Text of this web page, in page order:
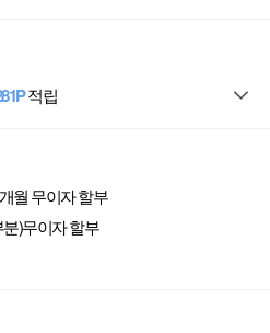
적립
월 무이자 할부
분)무이자 할부